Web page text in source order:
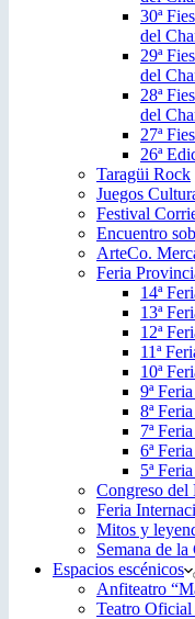
30ª
del
29ª
del
28ª
del
27ª
26ª
Taragüi Rock
Juegos
Festival
Encuentro
ArteCo.
Feria
14ª
13ª
12ª
11ª
10ª
9ª
8ª
7ª
6ª
5ª
Congreso
Feria
Mitos y
Semana de
Espacios escénicos
Anfiteatro
Teatro Oficial